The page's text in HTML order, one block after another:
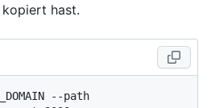
hast.
--path